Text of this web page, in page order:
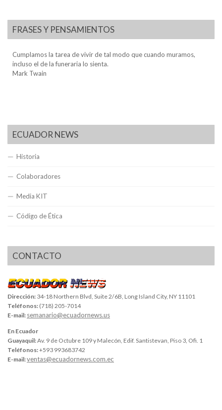
FRASES Y PENSAMIENTOS
Cumplamos la tarea de vivir de tal modo que cuando muramos,
incluso el de la funeraria lo sienta.
Mark Twain
ECUADOR NEWS
Historia
Colaboradores
Media KIT
Código de Ética
CONTACTO
Dirección: 34-18 Northern Blvd, Suite 2/6B, Long Island City, NY 11101
Teléfonos: (718) 205-7014
E-mail: semanario@ecuadornews.us
En Ecuador
Guayaquil:Av. 9 de Octubre 109 y Malecón, Edif. Santistevan, Piso 3, Ofi. 1
Teléfonos:+593 993683742
E-mail:ventas@ecuadornews.com.ec